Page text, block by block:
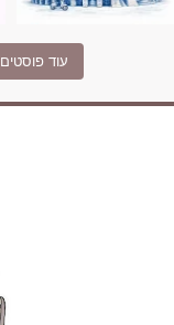
עוד פוסטים